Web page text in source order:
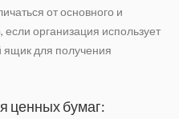
от основного и
организация использует
ящик для получения
ценных бумаг: